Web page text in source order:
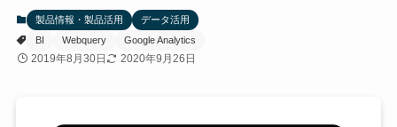
製品情報・製品活用
データ活用
BI
Webquery Google Analytics
2019年8月30日 2020年9月26日